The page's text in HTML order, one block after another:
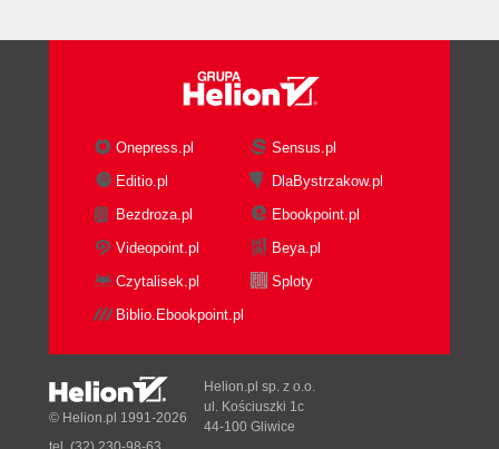
Onepress.pl
Sensus.pl
Editio.pl
DlaBystrzakow.pl
Bezdroza.pl
Ebookpoint.pl
Videopoint.pl
Beya.pl
Czytalisek.pl
Sploty
Biblio.Ebookpoint.pl
© Helion.pl 1991-2026
Helion.pl sp. z o.o.
ul. Kościuszki 1c
44-100 Gliwice